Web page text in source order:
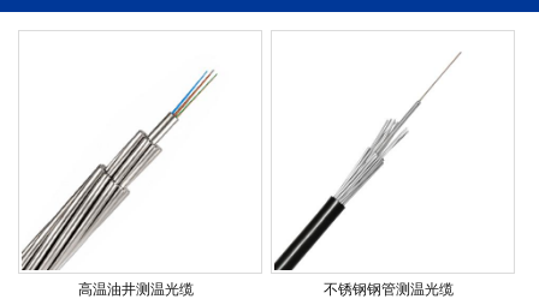
高温油井测温光缆 不锈钢钢管测温光缆